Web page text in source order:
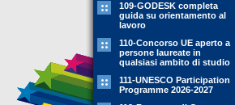
109-GODESK completa
guida su orientamento al
lavoro
110-Concorso UE aperto a
persone laureate in
qualsiasi ambito di studio
111-UNESCO Participation
Programme 2026-2027